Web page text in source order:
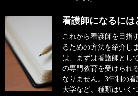
看護師になるには
これから看護師を目指
るための方法を紹介し
は、まずは看護師とし
の専門教育を受けられ
なりません。3年制の
大学など、種類はいく